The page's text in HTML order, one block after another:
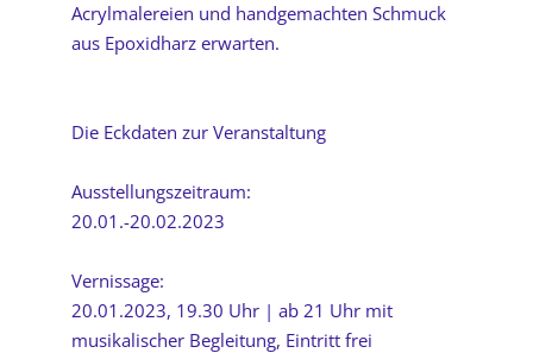
Acrylmalereien und handgemachten Schmuck
aus Epoxidharz erwarten.
Die Eckdaten zur Veranstaltung
Ausstellungszeitraum:
20.01.-20.02.2023
Vernissage:
20.01.2023, 19.30 Uhr | ab 21 Uhr mit
musikalischer Begleitung, Eintritt frei